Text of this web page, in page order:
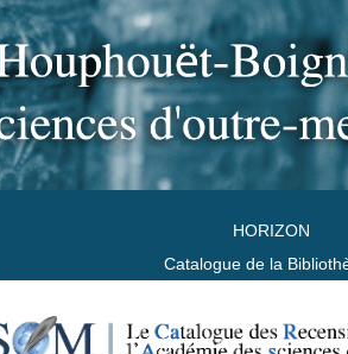
HORIZON
Catalogue de la